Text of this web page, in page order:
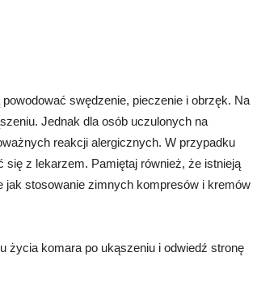
swędzenie, pieczenie i obrzęk. Na
Jednak dla osób uczulonych na
reakcji alergicznych. W przypadku
z lekarzem. Pamiętaj również, że istnieją
jak stosowanie zimnych kompresów i kremów
życia komara po ukąszeniu i odwiedź stronę